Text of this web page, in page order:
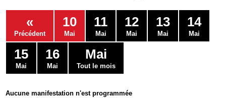
Services
Contacts
«
Précédent
10
Mai
11
Mai
12
Mai
13
Mai
14
Mai
15
Mai
16
Mai
Mai
Tout le mois
Aucune manifestation n'est programmée